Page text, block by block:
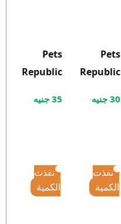
Pets
Republic
Tick For
30 جنيه
Pets
Republic
For Cats
35 جنيه
نفذت
الكمية
نفذت
الكمية